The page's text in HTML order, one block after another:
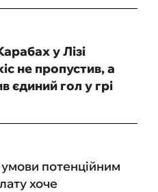
у Лізі
не пропустив, а
єдиний гол у грі
потенційним
хоче